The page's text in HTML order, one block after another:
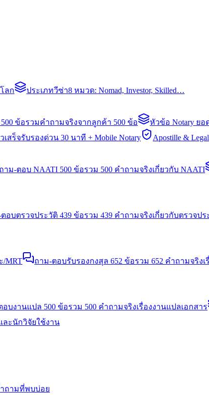
ลก ประเภทวีซ่า8 หมวด: Nomad, Investor, Skilled…
ข้อรวมคำถามจริงจากลูกค้า 500 ข้อ หัวข้อ Notary ยอ
เสร็จรับรองด่วน 30 นาที + Mobile Notary Apostille &
ถาม-ตอบ NAATI 500 ข้อรวม 500 คำถามจริงเกี่ยวกับ NAATI
อบตรวจประวัติ 439 ข้อรวม 439 คำถามจริงเกี่ยวกับตรวจปร
/MRT ถาม-ตอบรับรองกงสุล 652 ข้อรวม 652 คำถามจริง
อบงานแปล 500 ข้อรวม 500 คำถามจริงเรื่องงานแปลเอกสาร
ละนักวิจัยใช้งาน
ถามที่พบบ่อย